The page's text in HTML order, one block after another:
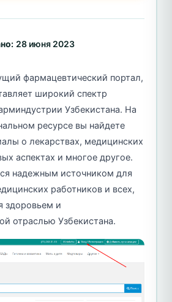
28 июня 2023
фармацевтический портал,
широкий спектр
Узбекистана. На
ресурсе вы найдете
о лекарствах, медицинских
аспектах и многое другое.
надежным источником для
работников и всех,
здоровьем и
отраслью Узбекистана.